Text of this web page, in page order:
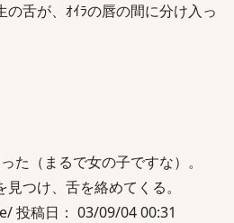
の舌が、ｵｲﾗの唇の間に分け入っ
た（まるで女の子ですな）。
つけ、舌を絡めてくる。
投稿日： 03/09/04 00:31